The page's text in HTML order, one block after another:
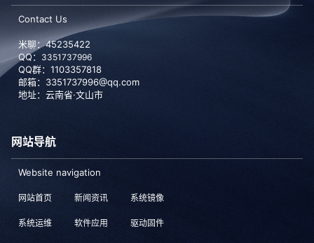
Contact Us
米聊：45235422
QQ： 3351737996
QQ群：1103357818
邮箱：3351737996@qq.com
地址：云南省·文山市
网站导航
Website navigation
网站首页 新闻资讯 系统镜像
系统运维 软件应用 驱动固件